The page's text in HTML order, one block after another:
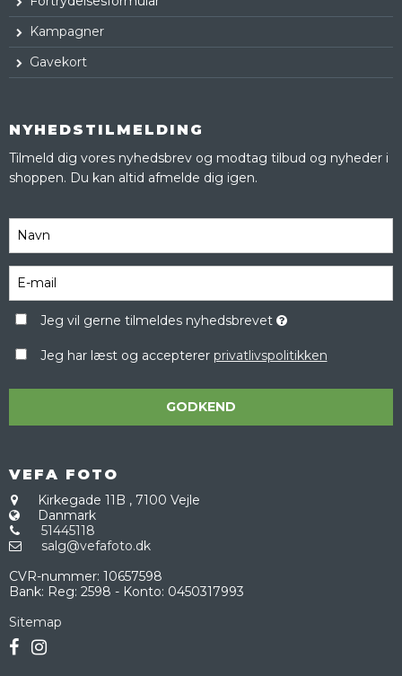
Kampagner
Gavekort
NYHEDSTILMELDING
Tilmeld dig vores nyhedsbrev og modtag tilbud og nyheder i
shoppen. Du kan altid afmelde dig igen.
Jeg vil gerne tilmeldes nyhedsbrevet
Jeg har læst og accepterer privatlivspolitikken
GODKEND
VEFA FOTO
Kirkegade 11B , 7100 Vejle
Danmark
51445118
salg@vefafoto.dk
CVR-nummer: 10657598
Bank: Reg: 2598 - Konto: 0450317993
Sitemap